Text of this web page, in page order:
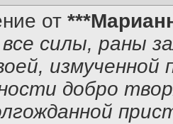
от
силы, раны
измученной
добро